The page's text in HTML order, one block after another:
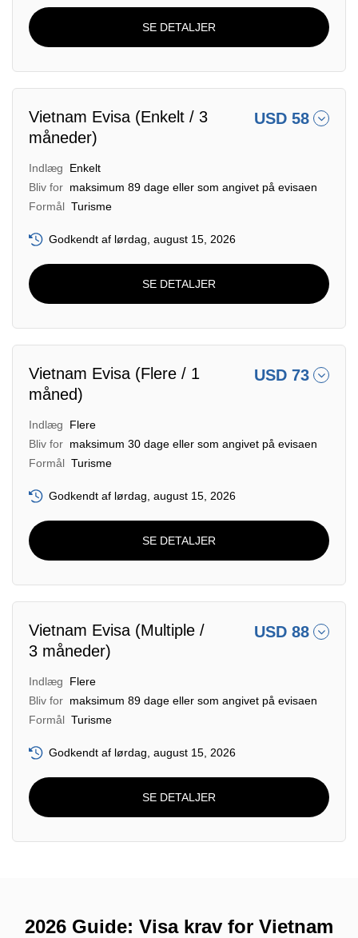
SE DETALJER
Vietnam Evisa (Enkelt / 3
måneder)
USD 58
Indlæg
Enkelt
Bliv for maksimum 89 dage eller som angivet på evisaen
Formål Turisme
Godkendt af lørdag, august 15, 2026
SE DETALJER
Vietnam Evisa (Flere / 1
måned)
USD 73
Indlæg
Flere
Bliv for maksimum 30 dage eller som angivet på evisaen
Formål Turisme
Godkendt af lørdag, august 15, 2026
SE DETALJER
Vietnam Evisa (Multiple /
3 måneder)
USD 88
Indlæg
Flere
Bliv for maksimum 89 dage eller som angivet på evisaen
Formål Turisme
Godkendt af lørdag, august 15, 2026
SE DETALJER
2026 Guide: Visa krav for Vietnam